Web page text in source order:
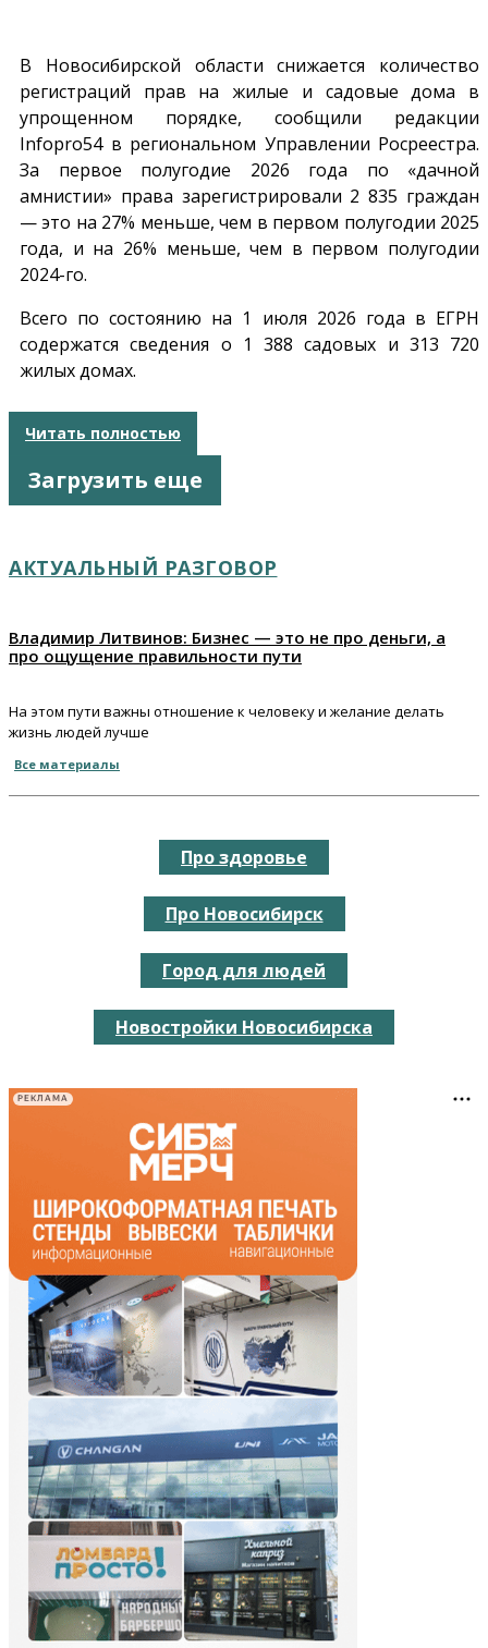
В Новосибирской области снижается количество
регистраций прав на жилые и садовые дома в
упрощенном порядке, сообщили редакции
Infopro54в региональном Управлении Росреестра.
За первое полугодие 2026 года по «дачной
амнистии» права зарегистрировали 2 835 граждан
— это на 27% меньше, чем в первом полугодии 2025
года, и на 26% меньше, чем в первом полугодии
2024-го.
Всего по состоянию на 1 июля 2026 года в ЕГРН
содержатся сведения о 1 388 садовых и 313 720
жилых домах.
Читать полностью
Загрузить еще
АКТУАЛЬНЫЙ РАЗГОВОР
Владимир Литвинов: Бизнес — это не про деньги, а
про ощущение правильности пути
На этом пути важны отношение к человеку и желание делать
жизнь людей лучше
Все материалы
Про здоровье
Про Новосибирск
Город для людей
Новостройки Новосибирска
РЕКЛАМА